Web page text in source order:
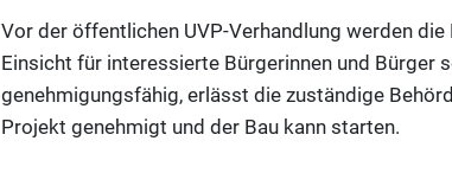
Vor der öffentlichen UVP-Verhandlung werden
Einsicht für interessierte Bürgerinnen und
genehmigungsfähig, erlässt die zuständige
Projekt genehmigt und der Bau kann starten.